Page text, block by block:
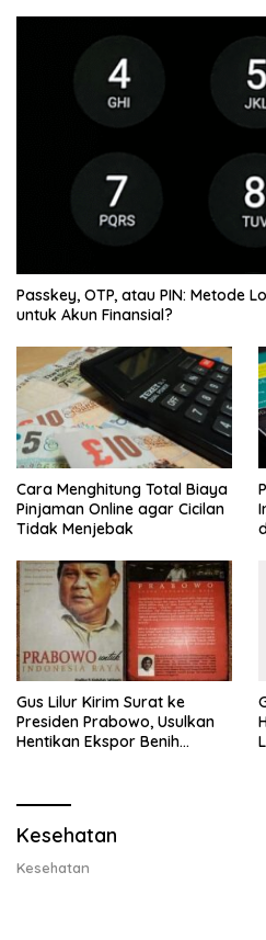
Passkey, OTP, atau PIN: Metode
untuk Akun Finansial?
Cara Menghitung Total Biaya
Pinjaman Online agar Cicilan
Tidak Menjebak
Gus Lilur Kirim Surat ke
Presiden Prabowo, Usulkan
Hentikan Ekspor Benih
Kesehatan
Kesehatan